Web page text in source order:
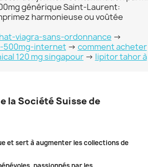
générique Saint-Laurent:
harmonieuse ou voûtée
viagra-sans-ordonnance ->
500mg-internet -> comment acheter
120 mg singapour-> lipitor tahor à
la Société Suisse de
et sert à augmenter les collections de